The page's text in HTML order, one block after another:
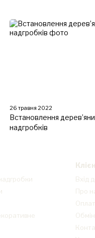
26 травня 2022
Встановлення
надгробків
Вхід
Про